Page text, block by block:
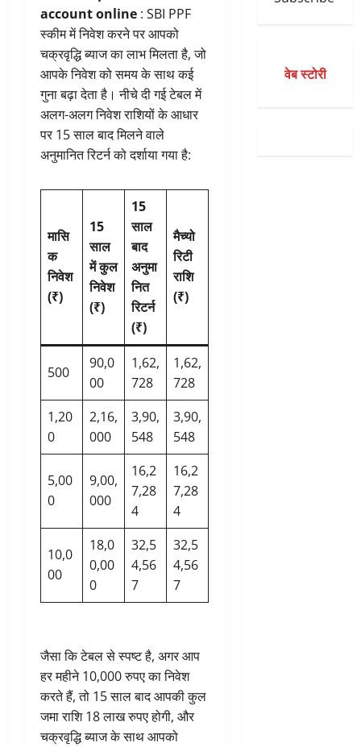
account online : SBI PPF
स्कीम में निवेश करने पर आपको
चक्रवृद्धि ब्याज का लाभ मिलता है, जो
आपके निवेश को समय के साथ कई
गुना बढ़ा देता है। नीचे दी गई टेबल में
अलग-अलग निवेश राशियों के आधार
पर 15 साल बाद मिलने वाले
अनुमानित रिटर्न को दर्शाया गया है:
मासि
क
निवेश
(₹)
15
साल
में कुल
निवेश
(₹)
15
साल
बाद
अनुमा
नित
रिटर्न
(₹)
मैच्यो
रिटी
राशि
(₹)
500
90,0
00
1,62,
728
1,62,
728
1,20
0
2,16,
000
3,90,
548
3,90,
548
5,00
0
9,00,
000
16,2
7,28
4
16,2
7,28
4
10,0
00
18,0
0,00
0
32,5
4,56
7
32,5
4,56
7
जैसा कि टेबल से स्पष्ट है, अगर आप
हर महीने 10,000 रुपए का निवेश
करते हैं, तो 15 साल बाद आपकी कुल
जमा राशि 18 लाख रुपए होगी, और
चक्रवृद्धि ब्याज के साथ आपको
वेब स्टोरी